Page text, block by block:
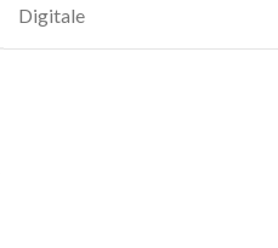
Digitale